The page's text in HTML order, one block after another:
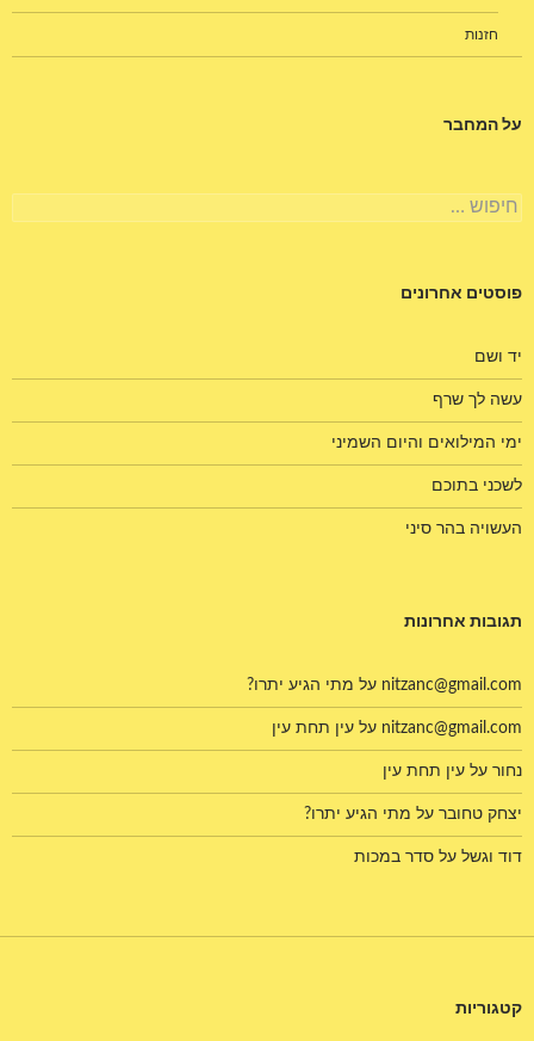
חזנות
על המחבר
חיפוש:
פוסטים אחרונים
יד ושם
עשה לך שרף
ימי המילואים והיום השמיני
לשכני בתוכם
העשויה בהר סיני
תגובות אחרונות
nitzanc@gmail.com על מתי הגיע יתרו?
nitzanc@gmail.com על עין תחת עין
נחור על עין תחת עין
יצחק טחובר על מתי הגיע יתרו?
דוד וגשל על סדר במכות
קטגוריות